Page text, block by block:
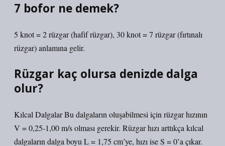
7 bofor ne demek?
5 knot = 2 rüzgar (hafif rüzgar), 30 knot = 7 rüzgar (fırtınalı
rüzgar) anlamına gelir.
Rüzgar kaç olursa denizde dalga
olur?
Kılcal Dalgalar Bu dalgaların oluşabilmesi için rüzgar hızının
V = 0,25-1,00 m/s olması gerekir. Rüzgar hızı arttıkça kılcal
dalgaların dalga boyu L = 1,75 cm’ye, hızı ise S = 0’a çıkar.